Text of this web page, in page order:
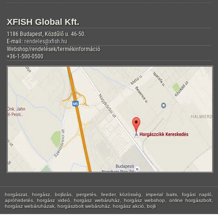
XFISH Global Kft.
1186 Budapest, Közdűlő u. 46-50.
E-mail: rendeles@xfish.hu
Webshop/rendelések/termékinformáció
+36-1-500-0500
horgászat, horgász, bojlizás, pergetés, feeder, közösség, imperial baits, fogási napló,
apróhirdetés, horgász videó, horgász webáruház, horgász webshop, online horgászbolt,
horgász webáruházak, horgászbolt webáruház, horgász akció, bojli